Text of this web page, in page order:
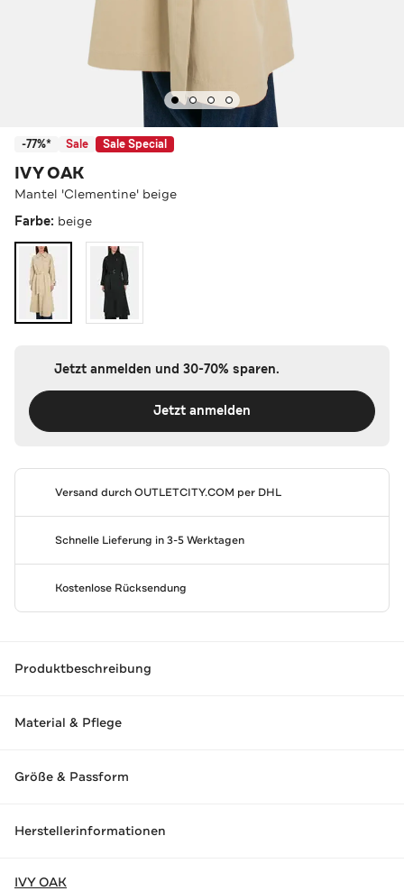
-77%* Sale Sale Special
IVY OAK
Mantel 'Clementine' beige
Farbe: beige
Jetzt anmelden und 30-70% sparen.
Jetzt anmelden
Versand durchOUTLETCITY.COM per DHL
Schnelle Lieferung in 3-5 Werktagen
Kostenlose Rücksendung
Produktbeschreibung
Material & Pflege
Größe & Passform
Herstellerinformationen
IVY OAK